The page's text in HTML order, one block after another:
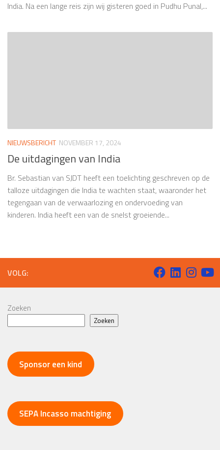
India. Na een lange reis zijn wij gisteren goed in Pudhu Punal,...
NIEUWSBERICHT NOVEMBER 17, 2024
De uitdagingen van India
Br. Sebastian van SJDT heeft een toelichting geschreven op de
talloze uitdagingen die India te wachten staat, waaronder het
tegengaan van de verwaarlozing en ondervoeding van
kinderen. India heeft een van de snelst groeiende...
VOLG:
Zoeken
Zoeken
Sponsor een kind
SEPA Incasso machtiging